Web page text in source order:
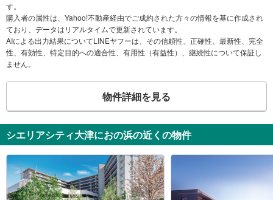
す。
購入者の属性は、Yahoo!不動産経由でご成約された方々の情報を基に作成され
ており、データはリアルタイムで更新されています。
AIによる出力結果についてLINEヤフーは、その信頼性、正確性、最新性、完全
性、有効性、特定目的への適合性、有用性（有益性）、継続性について保証し
ません。
物件詳細を見る
シエリアシティ大津におの浜の近くの物件